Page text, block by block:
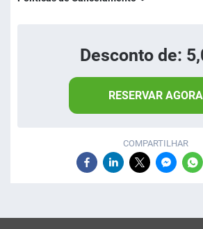
Desconto de:
RESERVAR AGORA
COMPARTILHAR